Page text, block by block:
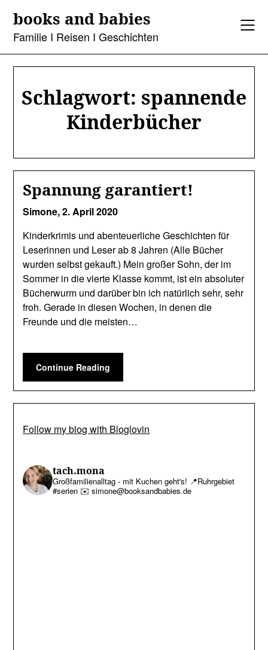
content
books and babies
Familie I Reisen I Geschichten
Schlagwort: spannende
Kinderbücher
Spannung garantiert!
Simone,2. April 2020
Kinderkrimis und abenteuerliche Geschichten für
Leserinnen und Leser ab 8 Jahren (Alle Bücher
wurden selbst gekauft.) Mein großer Sohn, der im
Sommer in die vierte Klasse kommt, ist ein absoluter
Bücherwurm und darüber bin ich natürlich sehr, sehr
froh. Gerade in diesen Wochen, in denen die
Freunde und die meisten…
Continue Reading
Follow my blog with Bloglovin
tach.mona
Großfamilienalltag - mit Kuchen geht's! 📍Ruhrgebiet
#serien ✉️ simone@booksandbabies.de